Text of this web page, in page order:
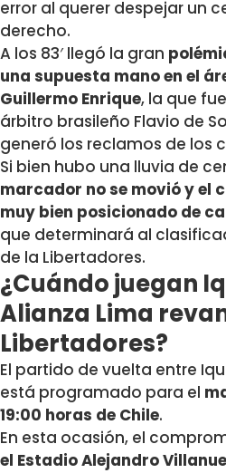
error al querer despejar un
derecho.
A los 83′ llegó la gran
una supuesta mano en el
Guillermo Enrique, la que
árbitro brasileño Flavio de
generó los reclamos de los
Si bien hubo una lluvia de
marcador no se movió y el
muy bien posicionado de
que determinará al
de la Libertadores.
¿Cuándo juegan
Alianza Lima
Libertadores?
El partido de vuelta entre
está programado para el
19:00 horas de Chile.
En esta ocasión, el
el Estadio Alejandro